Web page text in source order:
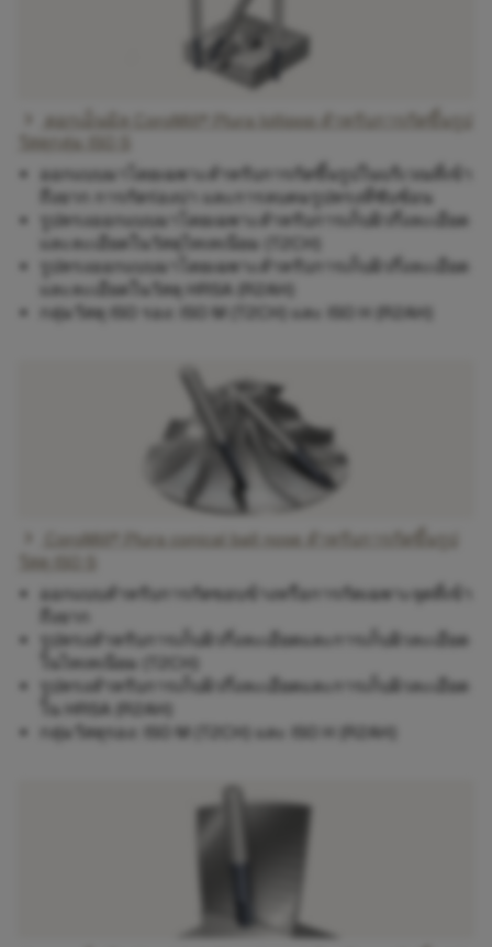
ดอกเอ็นมิล CoroMill® Plura lollipop สำหรับการกัดขึ้นรูป
วัสดุกลุ่ม ISO S
ออกแบบมาโดยเฉพาะสำหรับการกัดขึ้นรูปในบริเวณที่เข้า
ถึงยาก การกัดร่องบ่า และการลบคมรูปทรงที่ซับซ้อน
รูปทรงออกแบบมาโดยเฉพาะสำหรับการเก็บผิวกึ่งละเอียด
และละเอียดในวัสดุไทเทเนียม (T2CH)
รูปทรงออกแบบมาโดยเฉพาะสำหรับการเก็บผิวกึ่งละเอียด
และละเอียดในวัสดุ HRSA (R2AH)
กลุ่มวัสดุ ISO รอง: ISO M (T2CH) และ ISO H (R2AH)
CoroMill® Plura conical ball nose สำหรับการกัดขึ้นรูป
วัสดุ ISO S
ออกแบบสำหรับการกัดขอบข้างหรือการกัดเฉพาะจุดที่เข้า
ถึงยาก
รูปทรงสำหรับการเก็บผิวกึ่งละเอียดและการเก็บผิวละเอียด
ในไทเทเนียม (T2CH)
รูปทรงสำหรับการเก็บผิวกึ่งละเอียดและการเก็บผิวละเอียด
ใน HRSA (R2AH)
กลุ่มวัสดุรอง: ISO M (T2CH) และ ISO H (R2AH)